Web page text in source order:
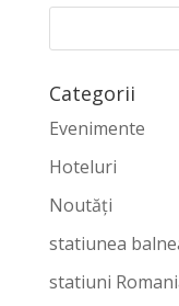
Categorii
Evenimente
Hoteluri
Noutăți
statiunea
statiuni